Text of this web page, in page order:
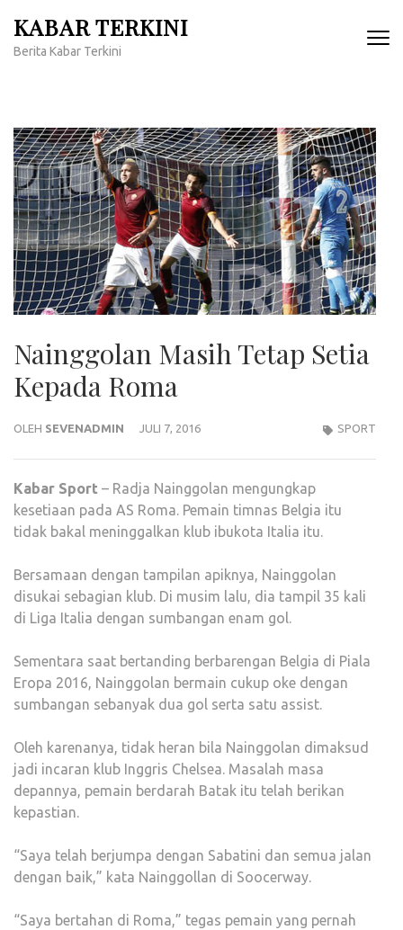
konten
KABAR TERKINI
Berita Kabar Terkini
Nainggolan Masih Tetap Setia
Kepada Roma
OLEH SEVENADMIN JULI 7, 2016 SPORT
Kabar Sport – Radja Nainggolan mengungkap
kesetiaan pada AS Roma. Pemain timnas Belgia itu
tidak bakal meninggalkan klub ibukota Italia itu.
Bersamaan dengan tampilan apiknya, Nainggolan
disukai sebagian klub. Di musim lalu, dia tampil 35 kali
di Liga Italia dengan sumbangan enam gol.
Sementara saat bertanding berbarengan Belgia di Piala
Eropa 2016, Nainggolan bermain cukup oke dengan
sumbangan sebanyak dua gol serta satu assist.
Oleh karenanya, tidak heran bila Nainggolan dimaksud
jadi incaran klub Inggris Chelsea. Masalah masa
depannya, pemain berdarah Batak itu telah berikan
kepastian.
“Saya telah berjumpa dengan Sabatini dan semua jalan
dengan baik,” kata Nainggollan di Soocerway.
“Saya bertahan di Roma,” tegas pemain yang pernah